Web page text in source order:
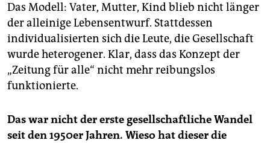
Das Modell: Vater, Mutter, Kind blieb nicht länger
der alleinige Lebensentwurf. Stattdessen
individualisierten sich die Leute, die Gesellschaft
wurde heterogener. Klar, dass das Konzept der
„Zeitung für alle“ nicht mehr reibungslos
funktionierte.
Das war nicht der erste gesellschaftliche Wandel
seit den 1950er Jahren. Wieso hat dieser die